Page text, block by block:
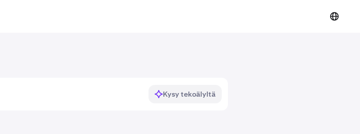
Kysy tekoälyltä